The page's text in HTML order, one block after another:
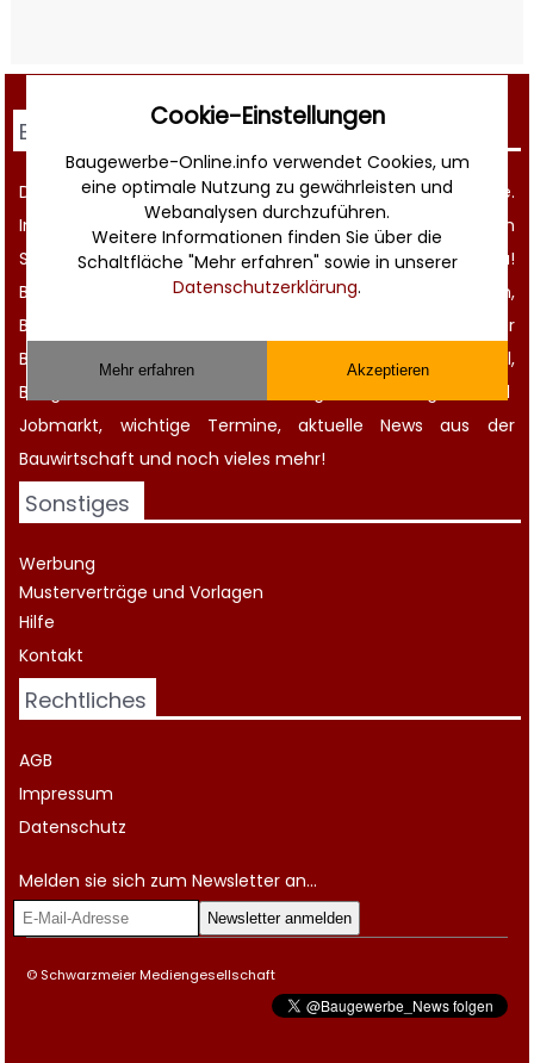
Baugewerbe Online
Das Branchenportal für das deutsche Baugewerbe.
Informativ, innovativ, zielgruppenorientiert! Bei uns werden
Sie gefunden und Sie finden alles rund um den Bau!
Bauherren finden kompetente
Bauunternehmen,
Bauhandwerker oder Architekten. Alle beteiligten der
Baubranche finden günstige Zulieferer für Baumaterial,
Baugeräte
und
Jobmarkt, wichtige Termine, aktuelleNews aus der
Bauwirtschaft und noch vieles mehr!
Sonstiges
Werbung
Musterverträge und Vorlagen
Hilfe
Kontakt
Rechtliches
AGB
Impressum
Datenschutz
Melden sie sich zum Newsletter an...
© Schwarzmeier Mediengesellschaft
Cookie-Einstellungen
Baugewerbe-Online.info verwendet Cookies, um
eine optimale Nutzung zu gewährleisten und
Webanalysen durchzuführen.
Weitere Informationen finden Sie über die
Schaltfläche "Mehr erfahren" sowie in unserer
Datenschutzerklärung.
Mehr erfahren Akzeptieren